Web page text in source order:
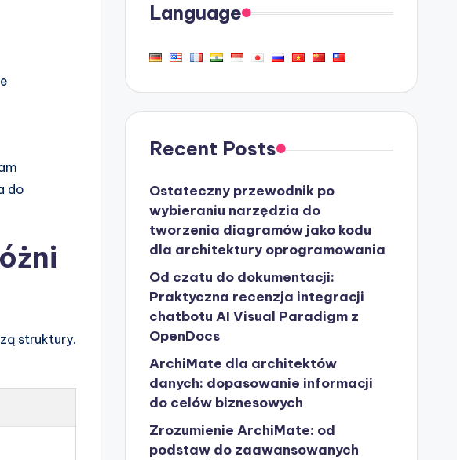
do
struktury.
Language
Recent Posts
Ostateczny przewodnik po
wybieraniu narzędzia do
tworzenia diagramów jako kodu
dla architektury oprogramowania
Od czatu do dokumentacji:
Praktyczna recenzja integracji
chatbotu AI Visual Paradigm z
OpenDocs
ArchiMate dla architektów
danych: dopasowanie informacji
do celów biznesowych
Zrozumienie ArchiMate: od
podstaw do zaawansowanych